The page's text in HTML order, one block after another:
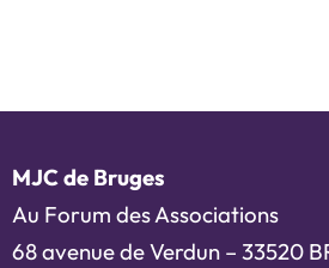
MJC de Bruges
Au Forum des Associations
68 avenue de Verdun – 33520